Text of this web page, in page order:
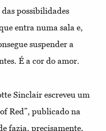
possibilidades
entra numa sala e,
suspender a
É a cor do amor.
Sinclair escreveu um
Red”, publicado na
fazia, precisamente,